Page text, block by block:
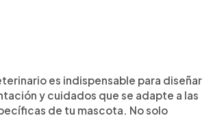
es indispensable para diseñar
y cuidados que se adapte a las
de tu mascota. No solo